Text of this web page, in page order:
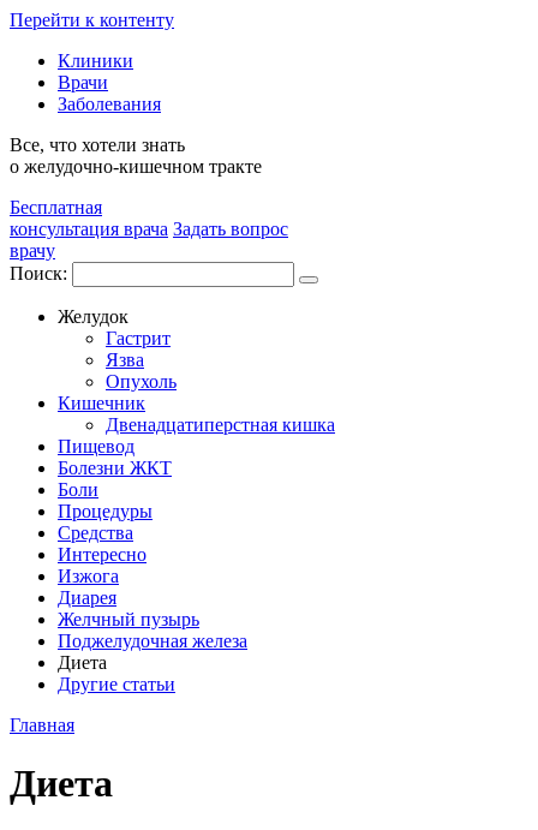
Перейти к контенту
Клиники
Врачи
Заболевания
Все, что хотели знать
о желудочно-кишечном тракте
Бесплатная
консультация врача Задать вопрос
врачу
Поиск:
Желудок
Гастрит
Язва
Опухоль
Кишечник
Двенадцатиперстная кишка
Пищевод
Болезни ЖКТ
Боли
Процедуры
Средства
Интересно
Изжога
Диарея
Желчный пузырь
Поджелудочная железа
Диета
Другие статьи
Главная
Диета